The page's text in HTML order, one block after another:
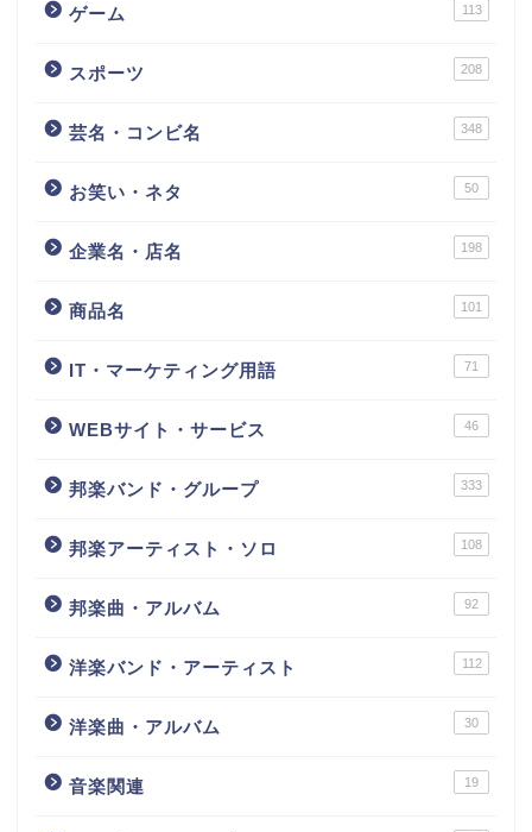
ゲーム 113
スポーツ 208
芸名・コンビ名 348
お笑い・ネタ 50
企業名・店名 198
商品名 101
IT・マーケティング用語 71
WEBサイト・サービス 46
邦楽バンド・グループ 333
邦楽アーティスト・ソロ 108
邦楽曲・アルバム 92
洋楽バンド・アーティスト 112
洋楽曲・アルバム 30
音楽関連 19